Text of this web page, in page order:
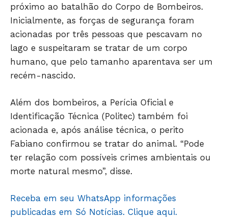
JUNTE-SE NO WHATSAPP
HOME
POLÍTICA
POLÍCIA
ECONOMIA
próximo ao batalhão do Corpo de Bombeiros.
Inicialmente, as forças de segurança foram
acionadas por três pessoas que pescavam no
lago e suspeitaram se tratar de um corpo
humano, que pelo tamanho aparentava ser um
recém-nascido.
Além dos bombeiros, a Perícia Oficial e
Identificação Técnica (Politec) também foi
acionada e, após análise técnica, o perito
Fabiano confirmou se tratar do animal. “Pode
ter relação com possíveis crimes ambientais ou
morte natural mesmo”, disse.
Receba em seu WhatsApp informações
publicadas em Só Notícias. Clique aqui.